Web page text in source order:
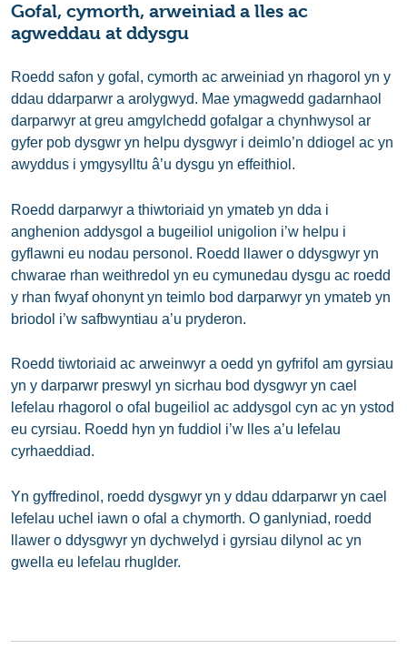
Gofal, cymorth, arweiniad a lles ac
agweddau at ddysgu
Roedd safon y gofal, cymorth ac arweiniad yn rhagorol yn y
ddau ddarparwr a arolygwyd. Mae ymagwedd gadarnhaol
darparwyr at greu amgylchedd gofalgar a chynhwysol ar
gyfer pob dysgwr yn helpu dysgwyr i deimlo’n ddiogel ac yn
awyddus i ymgysylltu â’u dysgu yn effeithiol.
Roedd darparwyr a thiwtoriaid yn ymateb yn dda i
anghenion addysgol a bugeiliol unigolion i’w helpu i
gyflawni eu nodau personol. Roedd llawer o ddysgwyr yn
chwarae rhan weithredol yn eu cymunedau dysgu ac roedd
y rhan fwyaf ohonynt yn teimlo bod darparwyr yn ymateb yn
briodol i’w safbwyntiau a’u pryderon.
Roedd tiwtoriaid ac arweinwyr a oedd yn gyfrifol am gyrsiau
yn y darparwr preswyl yn sicrhau bod dysgwyr yn cael
lefelau rhagorol o ofal bugeiliol ac addysgol cyn ac yn ystod
eu cyrsiau. Roedd hyn yn fuddiol i’w lles a’u lefelau
cyrhaeddiad.
Yn gyffredinol, roedd dysgwyr yn y ddau ddarparwr yn cael
lefelau uchel iawn o ofal a chymorth. O ganlyniad, roedd
llawer o ddysgwyr yn dychwelyd i gyrsiau dilynol ac yn
gwella eu lefelau rhuglder.